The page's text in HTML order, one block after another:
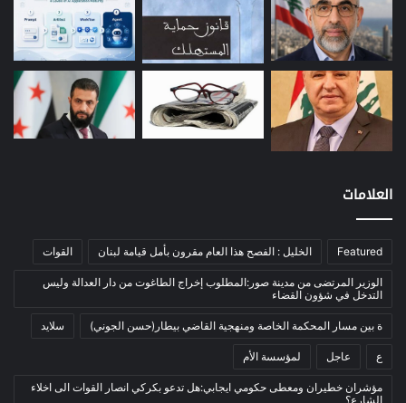
مصارف
(168)
معادن
(1)
موازنة
نفط
اتصالات
(26)
الرئيسية
العالم العربي
المحكمة الخاصة
بيئة
أدب وشعر
(133)
إعلام
بروفايل
العلامات
Featured الخليل : الفصح هذا العام مقرون بأمل قيامة لبنان القوات
الوزير المرتضى من مدينة صور:المطلوب إخراج الطاغوت من دار العدالة وليس
التدخل في شؤون القضاء
ة بين مسار المحكمة الخاصة ومنهجية القاضي بيطار(حسن الجوني) سلايد
ع عاجل لمؤسسة الأم
مؤشران خطيران ومعطى حكومي ايجابي:هل تدعو بكركي انصار القوات الى اخلاء
الشارع؟